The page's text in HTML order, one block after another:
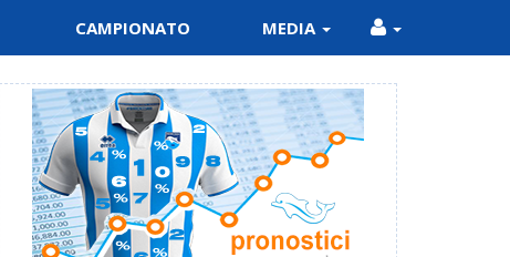
CAMPIONATO MEDIA